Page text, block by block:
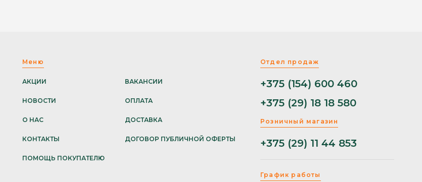
Меню
АКЦИИ
НОВОСТИ
О НАС
КОНТАКТЫ
ПОМОЩЬ ПОКУПАТЕЛЮ
ВАКАНСИИ
ОПЛАТА
ДОСТАВКА
ДОГОВОР ПУБЛИЧНОЙ ОФЕРТЫ
Отдел продаж
+375 (154) 600 460
+375 (29) 18 18 580
Розничный магазин
+375 (29) 11 44 853
График работы